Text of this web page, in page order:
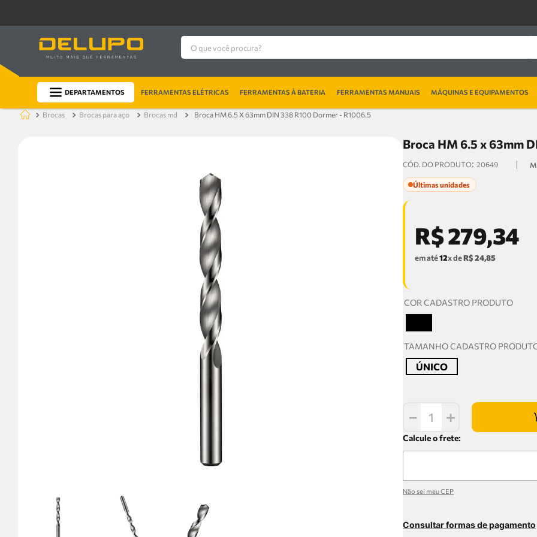
O que você procura?
DEPARTAMENTOS FERRAMENTAS ELÉTRICAS FERRAMENTAS À BATERIA FERRAMENTAS MANUAIS MÁQUINAS E EQUIPAMENTOS
brocas brocas para aço brocas md Broca HM 6.5 X 63mm DIN 338 R100 Dormer - R1006.5
Broca HM 6.5 x 63mm
: 20649
Últimas unidades
R$279,34
em até12x deR$24,85
COR CADASTRO PRODUTO
TAMANHO CADASTRO
ÚNICO
＋
－
Não sei meu CEP
Consultar formas de pagamento